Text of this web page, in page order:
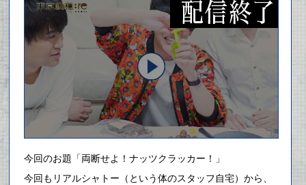
今回のお題「両断せよ！ナッツクラッカー！」
今回もリアルシャトー（という体のスタッフ自宅）から、